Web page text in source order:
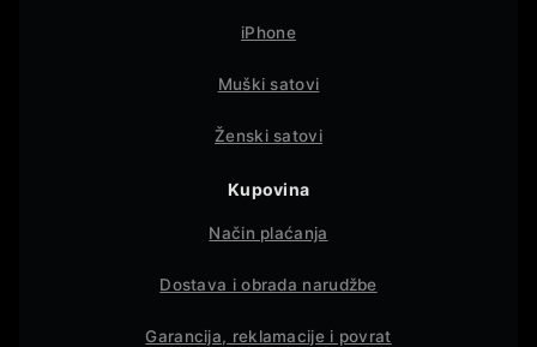
iPhone
Muški satovi
Ženski satovi
Kupovina
Način plaćanja
Dostava i obrada narudžbe
Garancija, reklamacije i povrat